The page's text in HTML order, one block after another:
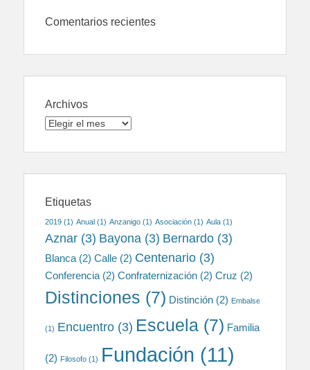
Comentarios recientes
Archivos
Archivos
Etiquetas
2019 (1) Anual (1) Anzanigo (1) Asociación (1) Aula (1)
Aznar (3) Bayona (3) Bernardo (3)
Blanca (2) Calle (2) Centenario (3)
Conferencia (2) Confraternización (2) Cruz (2)
Distinciones (7) Distinción (2) Embalse
(1) Encuentro (3) Escuela (7) Familia
(2) Filosofo (1) Fundación (11)